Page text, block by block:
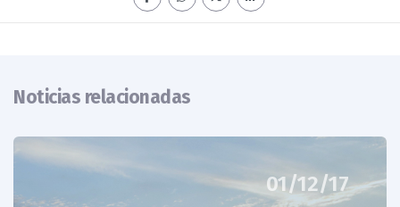
Noticias relacionadas
01/12/17